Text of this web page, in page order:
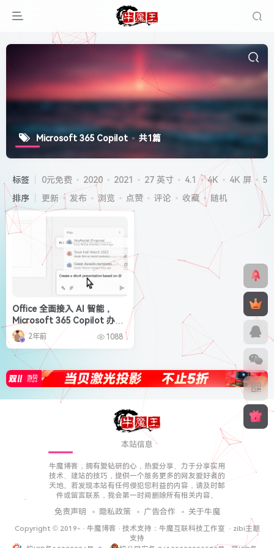
Microsoft 365 Copilot 共1篇
标签 0元免费 2020 2021 27 英寸 4.1 4K 4K 屏
5G
排序
更新 发布 浏览 点赞 评论 收藏 随机
Office 全面接入 AI 智能，
Microsoft 365 Copilot 办公
助手2年前 1088
本站信息
牛魔博客，拥有爱钻研的心，热爱分享、力于分享实用
技术、建站的技巧，提供一个服务更多的网友爱好者的
天地。若发现本站有任何侵犯您利益的内容，请及时邮
件或留言联系，我会第一时间删除所有相关内容。
免责声明 隐私政策 广告合作 关于牛魔
Copyright © 2019- · 牛魔博客 · 技术支持： 牛魔互联科技工作室 · zibi主题
支持